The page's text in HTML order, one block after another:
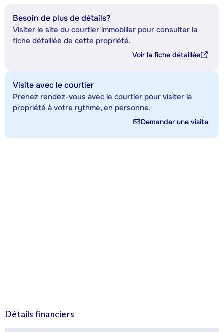
Besoin de plus de détails?
Visiter le site du courtier immobilier pour consulter la
fiche détaillée de cette propriété.
Voir la fiche détaillée
Visite avec le courtier
Prenez rendez-vous avec le courtier pour visiter la
propriété à votre rythme, en personne.
Demander une visite
Détails financiers